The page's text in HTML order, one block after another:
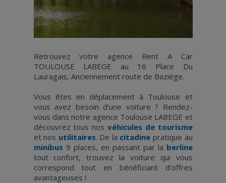
Retrouvez votre agence Rent A Car
TOULOUSE LABEGE au 16 Place Du
Lauragais, Anciennement route de Baziège.
Vous êtes en déplacement à Toulouse et
vous avez besoin d’une voiture ? Rendez-
vous dans notre agence Toulouse LABEGE et
découvrez tous nos véhicules de tourisme
et nos utilitaires. De la citadine pratique au
minibus 9 places, en passant par la berline
tout confort, trouvez la voiture qui vous
correspond tout en bénéficiant d’offres
avantageuses !